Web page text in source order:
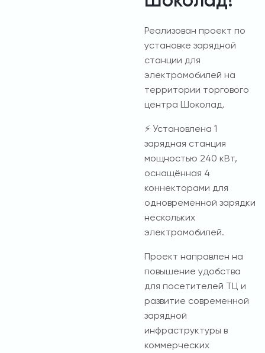
Реализован проект по
установке зарядной
станции для
электромобилей на
территории торгового
центра Шоколад.
⚡️ Установлена 1
зарядная станция
мощностью 240 кВт,
оснащённая 4
коннекторами для
одновременной зарядки
нескольких
электромобилей.
Проект направлен на
повышение удобства
для посетителей ТЦ и
развитие современной
зарядной
инфраструктуры в
коммерческих